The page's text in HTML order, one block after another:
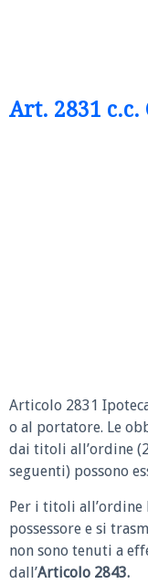
Art. 2831 c.c.
Articolo 2831
o al portatore. Le
dai titoli all’ordine
seguenti) possono
Per i titoli all’ordine
possessore e si
non sono tenuti a
dall’Articolo 2843.